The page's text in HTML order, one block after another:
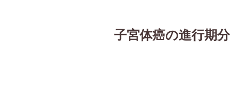
子宮体癌の進行期